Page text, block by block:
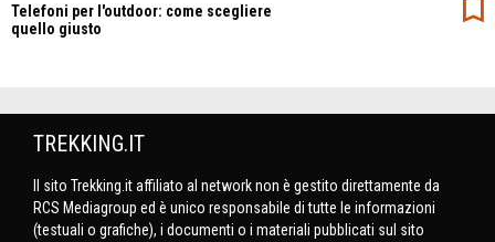
Telefoni per l'outdoor: come scegliere
quello giusto
TREKKING.IT
Il sito Trekking.it affiliato al network non è gestito direttamente da
RCS Mediagroup ed è unico responsabile di tutte le informazioni
(testuali o grafiche), i documenti o i materiali pubblicati sul sito